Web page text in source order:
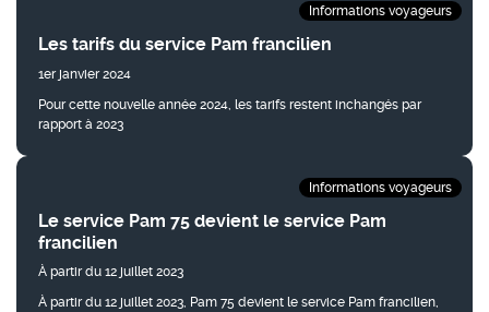
Les tarifs du service Pam francilien
1er janvier 2024
Pour cette nouvelle année 2024, les tarifs restent inchangés par
rapport à 2023
Informations voyageurs
Le service Pam 75 devient le service Pam
francilien
À partir du 12 juillet 2023
À partir du 12 juillet 2023, Pam 75 devient le service Pam francilien,
Informations voyageurs